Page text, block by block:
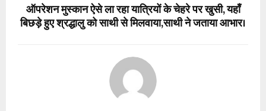
ऑपरेशन मुस्कान ऐसे ला रहा यात्रियों के चेहरे पर खुसी, यहाँ
बिछड़े हुए श्रद्धालु को साथी से मिलवाया,साथी ने जताया आभार।